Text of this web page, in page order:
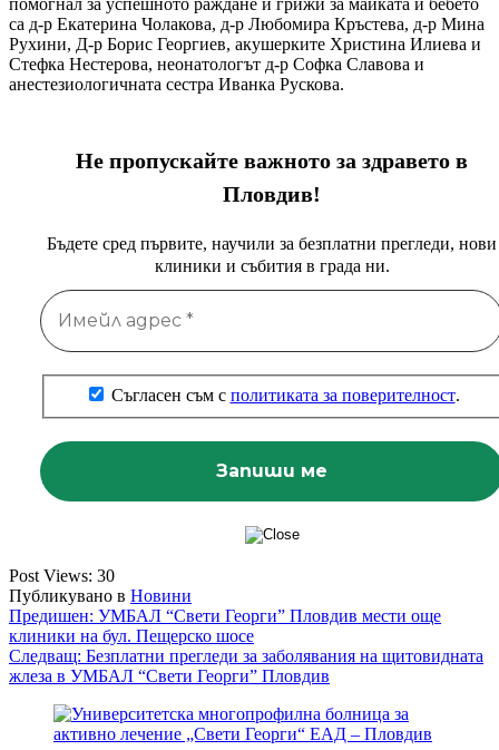
помогнал за успешното раждане и грижи за майката и бебето
са д-р Екатерина Чолакова, д-р Любомира Кръстева, д-р Мина
Рухини, Д-р Борис Георгиев, акушерките Христина Илиева и
Стефка Нестерова, неонатологът д-р Софка Славова и
анестезиологичната сестра Иванка Рускова.
Не пропускайте важното за здравето в
Пловдив!
Бъдете сред първите, научили за безплатни прегледи, нови
клиники и събития в града ни.
Съгласен съм с политиката за поверителност.
Post Views: 30
Публикувано в Новини
Навигация
Предишен: УМБАЛ “Свети Георги” Пловдив мести още
клиники на бул. Пещерско шосе
Следващ: Безплатни прегледи за заболявания на щитовидната
жлеза в УМБАЛ “Свети Георги” Пловдив